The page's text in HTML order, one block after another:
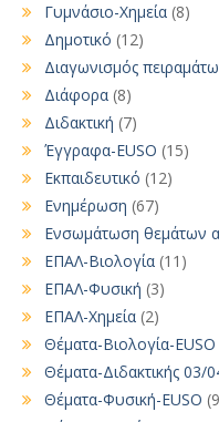
Γυμνάσιο-Χημεία (8)
Δημοτικό (12)
Διαγωνισμός
Διάφορα (8)
Διδακτική (7)
Έγγραφα-EUSO (15)
Εκπαιδευτικό (12)
Ενημέρωση (67)
Ενσωμάτωση θεμάτων
ΕΠΑΛ-Βιολογία (11)
ΕΠΑΛ-Φυσική (3)
ΕΠΑΛ-Χημεία (2)
Θέματα-Βιολογία-EUSO
Θέματα-Διδακτικής 03/
Θέματα-Φυσική-EUSO